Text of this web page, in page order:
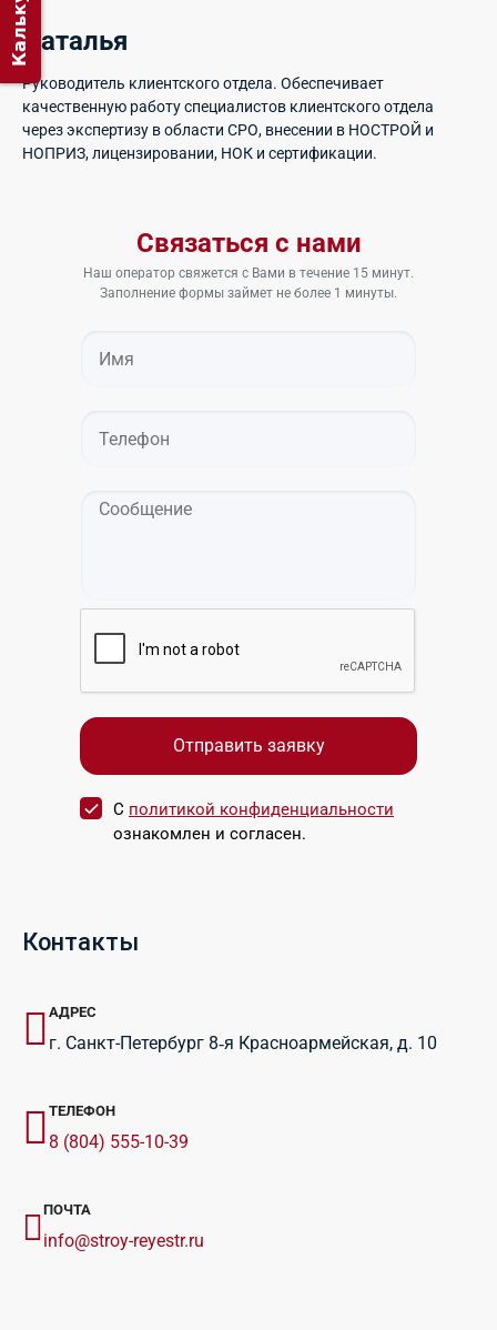
Наталья
Руководитель клиентского отдела. Обеспечивает
качественную работу специалистов клиентского отдела
через экспертизу в области СРО, внесении в НОСТРОЙ и
НОПРИЗ, лицензировании, НОК и сертификации.
Связаться с нами
Наш оператор свяжется с Вами в течение 15 минут.
Заполнение формы займет не более 1 минуты.
С политикой конфиденциальности
ознакомлен и согласен.
Контакты
АДРЕС
г. Санкт-Петербург 8‑я Красноармейская, д. 10
ТЕЛЕФОН
8 (804) 555-10-39
ПОЧТА
info@stroy-reyestr.ru